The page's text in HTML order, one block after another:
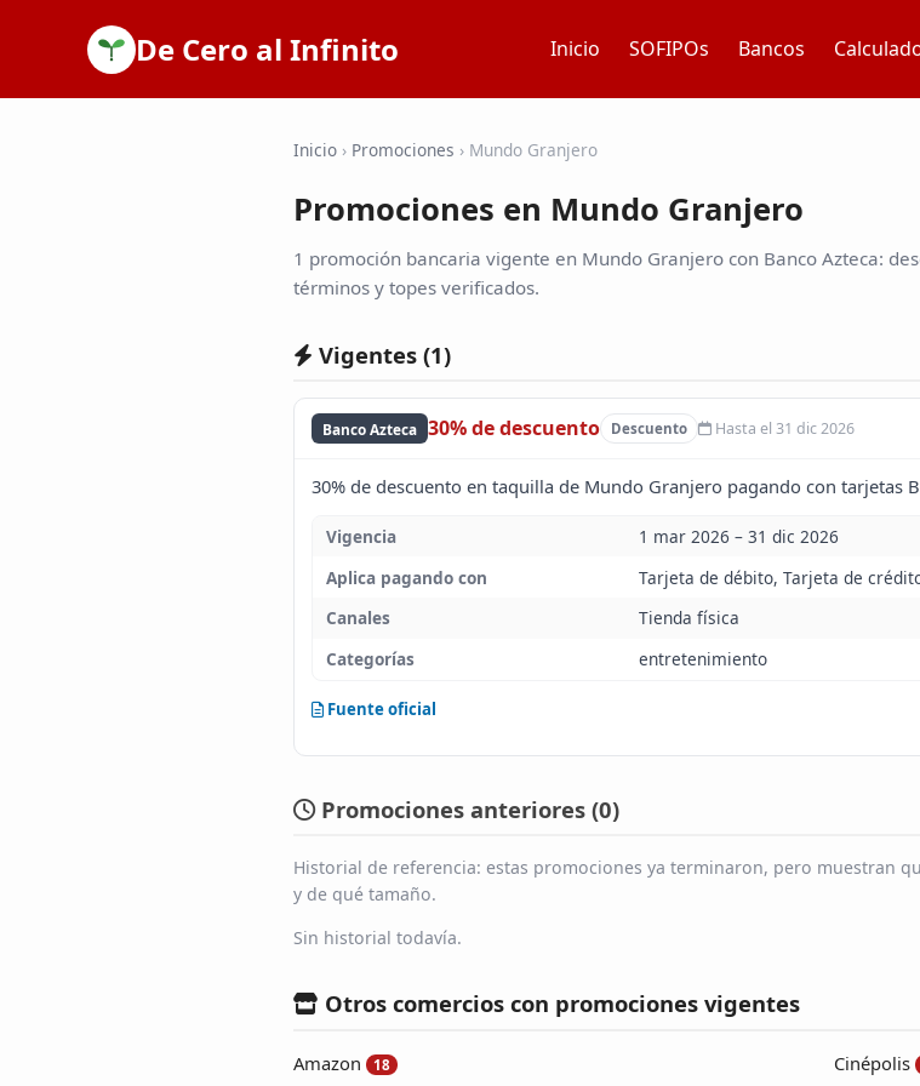
De Cero al Infinito Inicio SOFIPOs Bancos
Inicio › Promociones › Mundo Granjero
Promociones en Mundo Granjero
1 promoción bancaria vigente en Mundo Granjero con Banco Azteca:
términos y topes verificados.
Vigentes (1)
Banco Azteca 30% de descuento Descuento Hasta el 31 dic 2026
30% de descuento en taquilla de Mundo Granjero pagando con tarjetas
Vigencia
1 mar 2026 – 31 dic 2026
Aplica pagando con
Tarjeta de débito, Tarjeta de
Canales
Tienda física
Categorías
entretenimiento
Fuente oficial
Promociones anteriores (0)
Historial de referencia: estas promociones ya terminaron, pero muestran
y de qué tamaño.
Sin historial todavía.
Otros comercios con promociones vigentes
Amazon 18 Cinépolis